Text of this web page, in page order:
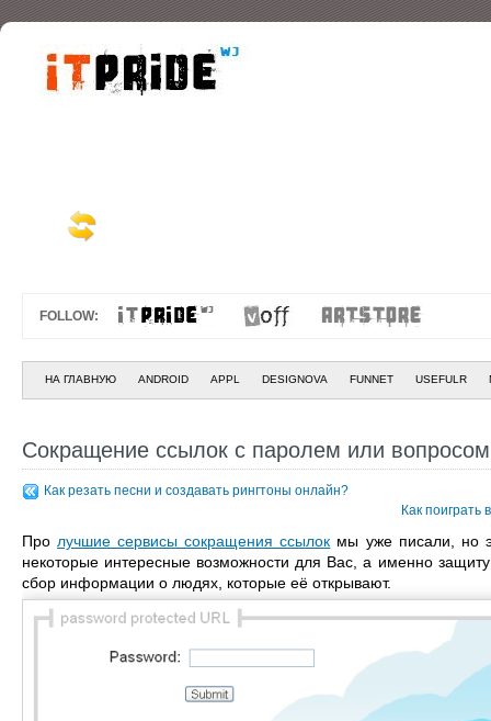
FOLLOW:
НА ГЛАВНУЮ ANDROID APPL DESIGNOVA FUNNET USEFULR
Сокращение ссылок с паролем или вопросом
Как резать песни и создавать рингтоны онлайн?
Как поиграть
Про лучшие сервисы сокращения ссылок мы уже писали, но
некоторые интересные возможности для Вас, а именно
сбор информации о людях, которые её открывают.